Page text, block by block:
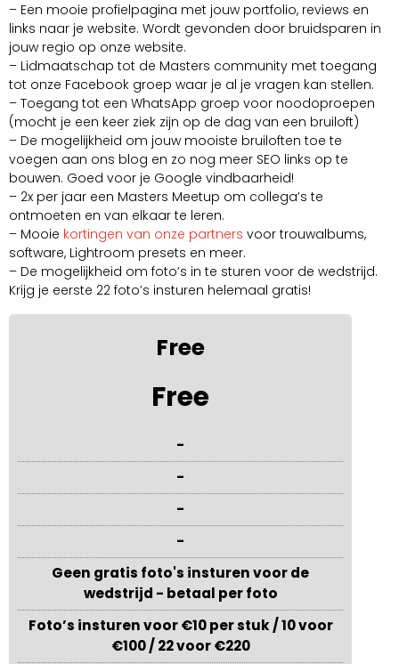
– Een mooie profielpagina met jouw portfolio, reviews en
links naar je website. Wordt gevonden door bruidsparen in
jouw regio op onze website.
– Lidmaatschap tot de Masters community met toegang
tot onze Facebook groep waar je al je vragen kan stellen.
– Toegang tot een WhatsApp groep voor noodoproepen
(mocht je een keer ziek zijn op de dag van een bruiloft)
– De mogelijkheid om jouw mooiste bruiloften toe te
voegen aan ons blog en zo nog meer SEO links op te
bouwen. Goed voor je Google vindbaarheid!
– 2x per jaar een Masters Meetup om collega’s te
ontmoeten en van elkaar te leren.
– Mooie kortingen van onze partners voor trouwalbums,
software, Lightroom presets en meer.
– De mogelijkheid om foto’s in te sturen voor de wedstrijd.
Krijg je eerste 22 foto’s insturen helemaal gratis!
Free
Free
-
-
-
-
Geen gratis foto's insturen voor de
wedstrijd - betaal per foto
Foto’s insturen voor €10 per stuk / 10 voor
€100 / 22 voor €220